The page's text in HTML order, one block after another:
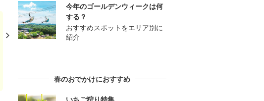
今年のゴールデンウィークは何
する？
おすすめスポットをエリア別に
紹介
春のおでかけにおすすめ